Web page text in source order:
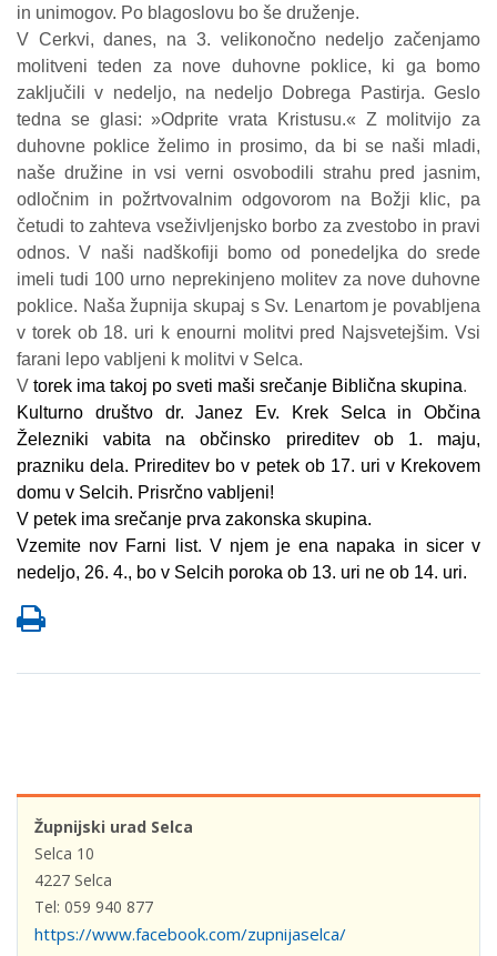
in unimogov. Po blagoslovu bo še druženje.
V Cerkvi, danes, na 3. velikonočno nedeljo začenjamo
molitveni teden za nove duhovne poklice, ki ga bomo
zaključili v nedeljo, na nedeljo Dobrega Pastirja. Geslo
tedna se glasi: »Odprite vrata Kristusu.« Z molitvijo za
duhovne poklice želimo in prosimo, da bi se naši mladi,
naše družine in vsi verni osvobodili strahu pred jasnim,
odločnim in požrtvovalnim odgovorom na Božji klic, pa
četudi to zahteva vseživljenjsko borbo za zvestobo in pravi
odnos. V naši nadškofiji bomo od ponedeljka do srede
imeli tudi 100 urno neprekinjeno molitev za nove duhovne
poklice. Naša župnija skupaj s Sv. Lenartom je povabljena
v torek ob 18. uri k enourni molitvi pred Najsvetejšim. Vsi
farani lepo vabljeni k molitvi v Selca.
V torek ima takoj po sveti maši srečanje Biblična skupina.
Kulturno društvo dr. Janez Ev. Krek Selca in Občina
Železniki vabita na občinsko prireditev ob 1. maju,
prazniku dela. Prireditev bo v petek ob 17. uri v Krekovem
domu v Selcih. Prisrčno vabljeni!
V petek ima srečanje prva zakonska skupina.
Vzemite nov Farni list. V njem je ena napaka in sicer v
nedeljo, 26. 4., bo v Selcih poroka ob 13. uri ne ob 14. uri.
Župnijski urad Selca
Selca 10
4227 Selca
Tel: 059 940 877
https://www.facebook.com/zupnijaselca/